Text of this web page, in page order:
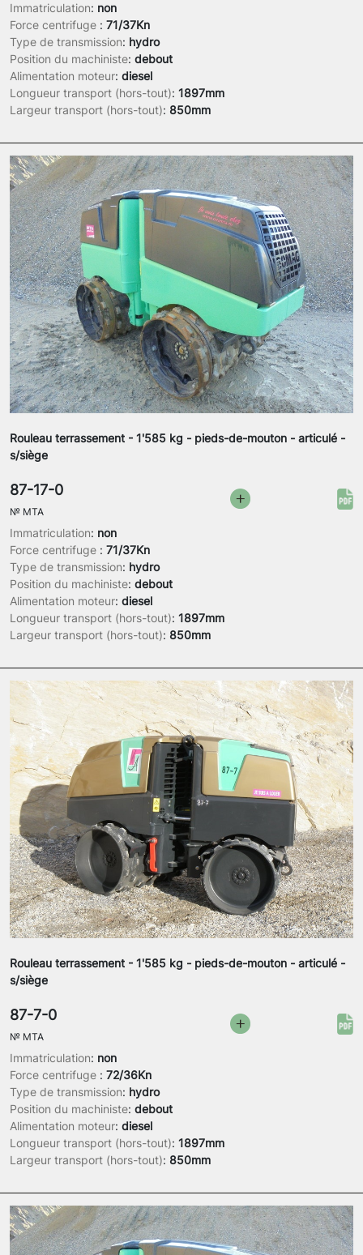
Immatriculation: non
Force centrifuge : 71/37Kn
Type de transmission: hydro
Position du machiniste: debout
Alimentation moteur: diesel
Longueur transport (hors-tout): 1897mm
Largeur transport (hors-tout): 850mm
Rouleau terrassement - 1'585 kg - pieds-de-mouton - articulé -
s/siège
Immatriculation: non
Force centrifuge : 71/37Kn
Type de transmission: hydro
Position du machiniste: debout
Alimentation moteur: diesel
Longueur transport (hors-tout): 1897mm
Largeur transport (hors-tout): 850mm
87-17-0
№ MTA
Rouleau terrassement - 1'585 kg - pieds-de-mouton - articulé -
s/siège
Immatriculation: non
Force centrifuge : 72/36Kn
Type de transmission: hydro
Position du machiniste: debout
Alimentation moteur: diesel
Longueur transport (hors-tout): 1897mm
Largeur transport (hors-tout): 850mm
87-7-0
№ MTA